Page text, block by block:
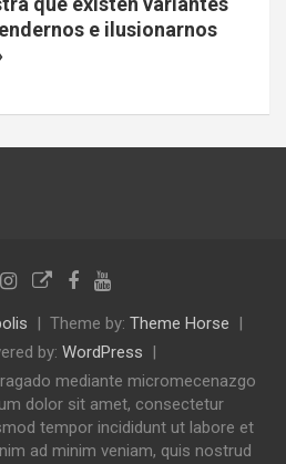
e ilusionarnos
Theme by: Theme Horse
by: WordPress
mediante micromecenazgo
dolor sit amet, consectetur
tempor incididunt ut labore et
ad minim veniam, quis nostrud